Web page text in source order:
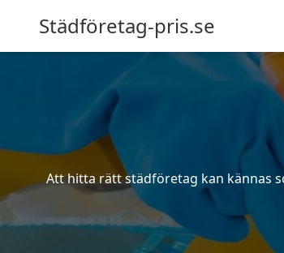
Städföretag-pris.se
Att hitta rätt städföretag kan kännas